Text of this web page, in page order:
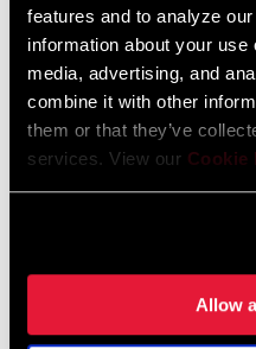
features and to analyze
information about your
media, advertising, and
combine it with other
them or that they’ve
services. View our Cookie
Allow
2026 RockShox Spare Part
Idioma: English
96 MB
Instrucciones De Seguridad
日本語, 官话, Português,
Italiano, Français, Español,